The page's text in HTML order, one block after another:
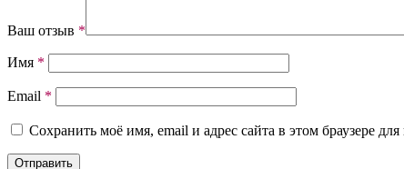
Ваш отзыв *
Имя *
Email *
Сохранить моё имя, email и адрес сайта в этом браузере